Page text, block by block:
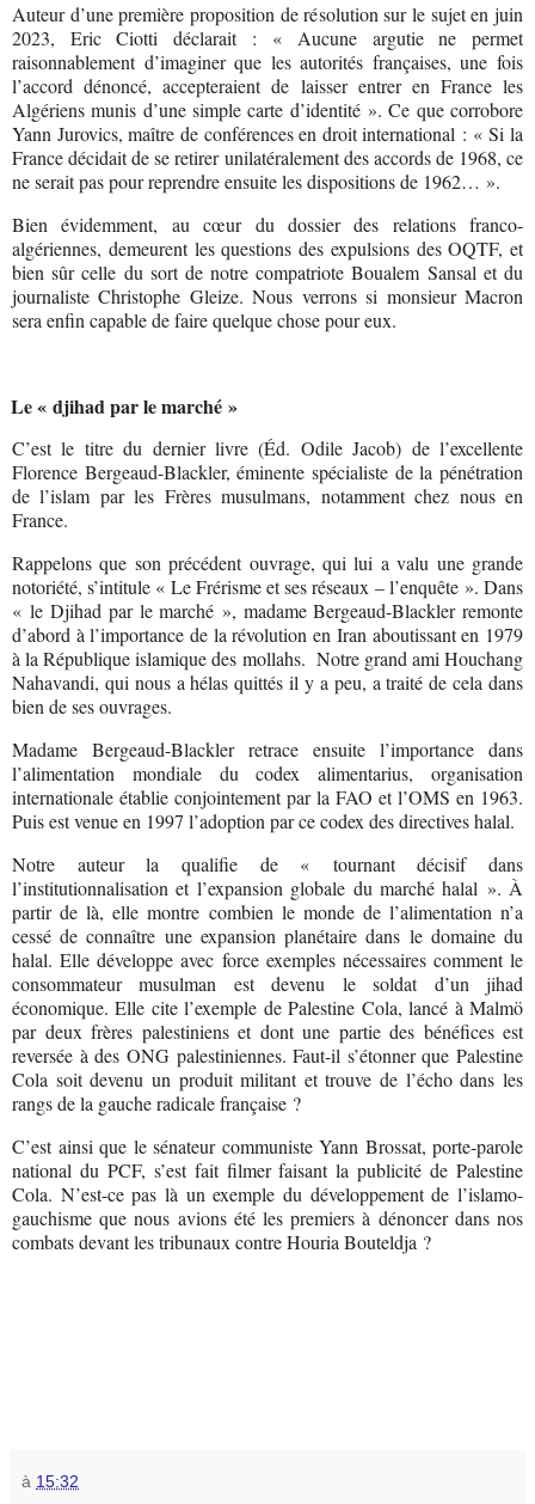
Auteur d’une première proposition de résolution sur le sujet en juin
2023, Eric Ciotti déclarait : « Aucune argutie ne permet
raisonnablement d’imaginer que les autorités françaises, une fois
l’accord dénoncé, accepteraient de laisser entrer en France les
Algériens munis d’une simple carte d’identité ». Ce que corrobore
Yann Jurovics, maître de conférences en droit international : « Si la
France décidait de se retirer unilatéralement des accords de 1968, ce
ne serait pas pour reprendre ensuite les dispositions de 1962… ».
Bien évidemment, au cœur du dossier des relations franco-
algériennes, demeurent les questions des expulsions des OQTF, et
bien sûr celle du sort de notre compatriote Boualem Sansal et du
journaliste Christophe Gleize. Nous verrons si monsieur Macron
sera enfin capable de faire quelque chose pour eux.
Le « djihad par le marché »
C’est le titre du dernier livre (Éd. Odile Jacob) de l’excellente
Florence Bergeaud-Blackler, éminente spécialiste de la pénétration
de l’islam par les Frères musulmans, notamment chez nous en
France.
Rappelons que son précédent ouvrage, qui lui a valu une grande
notoriété, s’intitule « Le Frérisme et ses réseaux – l’enquête ». Dans
« le Djihad par le marché », madame Bergeaud-Blackler remonte
d’abord à l’importance de la révolution en Iran aboutissant en 1979
à la République islamique des mollahs. Notre grand ami Houchang
Nahavandi, qui nous a hélas quittés il y a peu, a traité de cela dans
bien de ses ouvrages.
Madame Bergeaud-Blackler retrace ensuite l’importance dans
l’alimentation mondiale du codex alimentarius, organisation
internationale établie conjointement par la FAO et l’OMS en 1963.
Puis est venue en 1997 l’adoption par ce codex des directives halal.
Notre auteur la qualifie de « tournant décisif dans
l’institutionnalisation et l’expansion globale du marché halal ». À
partir de là, elle montre combien le monde de l’alimentation n’a
cessé de connaître une expansion planétaire dans le domaine du
halal. Elle développe avec force exemples nécessaires comment le
consommateur musulman est devenu le soldat d’un jihad
économique. Elle cite l’exemple de Palestine Cola, lancé à Malmö
par deux frères palestiniens et dont une partie des bénéfices est
reversée à des ONG palestiniennes. Faut-il s’étonner que Palestine
Cola soit devenu un produit militant et trouve de l’écho dans les
rangs de la gauche radicale française ?
C’est ainsi que le sénateur communiste Yann Brossat, porte-parole
national du PCF, s’est fait filmer faisant la publicité de Palestine
Cola. N’est-ce pas là un exemple du développement de l’islamo-
gauchisme que nous avions été les premiers à dénoncer dans nos
combats devant les tribunaux contre Houria Bouteldja ?
à 15:32